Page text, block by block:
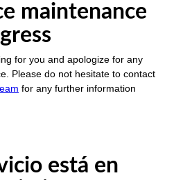
maintenance
for you and apologize for any
Please do not hesitate to contact
for any further information
está en